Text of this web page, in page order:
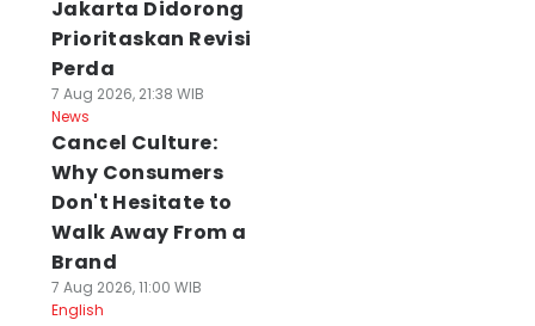
Jakarta Didorong
Prioritaskan Revisi
Perda
7 Aug 2026, 21:38 WIB
News
Cancel Culture:
Why Consumers
Don't Hesitate to
Walk Away From a
Brand
7 Aug 2026, 11:00 WIB
English